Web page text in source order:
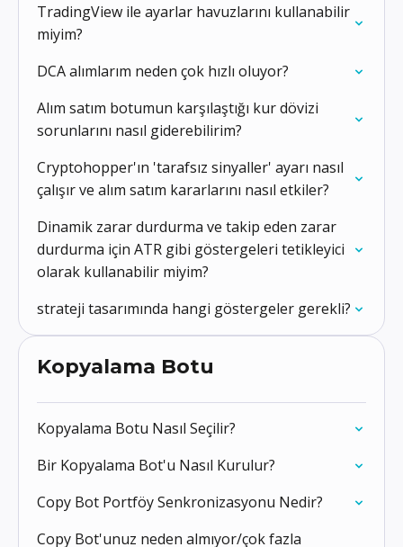
TradingView ile ayarlar havuzlarını kullanabilir
miyim?
DCA alımlarım neden çok hızlı oluyor?
Alım satım botumun karşılaştığı kur dövizi
sorunlarını nasıl giderebilirim?
Cryptohopper'ın 'tarafsız sinyaller' ayarı nasıl
çalışır ve alım satım kararlarını nasıl etkiler?
Dinamik zarar durdurma ve takip eden zarar
durdurma için ATR gibi göstergeleri tetikleyici
olarak kullanabilir miyim?
strateji tasarımında hangi göstergeler gerekli?
Kopyalama Botu
Kopyalama Botu Nasıl Seçilir?
Bir Kopyalama Bot'u Nasıl Kurulur?
Copy Bot Portföy Senkronizasyonu Nedir?
Copy Bot'unuz neden almıyor/çok fazla